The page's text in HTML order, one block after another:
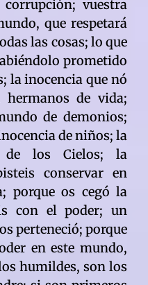
vuestra
que respetará
las cosas; lo que
prometido
la inocencia que nó
hermanos de vida;
de demonios;
de niños; la
de los Cielos; la
conservar en
porque os cegó la
con el poder; un
perteneció; porque
en este mundo,
humildes, son los